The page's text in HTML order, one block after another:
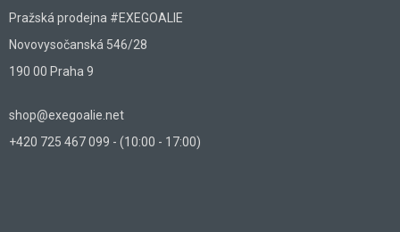
Pražská prodejna #EXEGOALIE
Novovysočanská 546/28
190 00 Praha 9
shop@exegoalie.net
+420 725 467 099 - (10:00 - 17:00)